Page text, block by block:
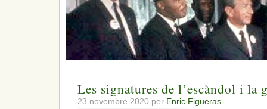
Les signatures de l’escàndol i la
23 novembre 2020 per Enric Figueras